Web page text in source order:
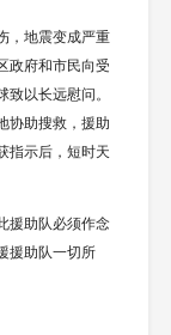
，地震变成严重
政府和市民向受
以长远慰问。
协助搜救，援助
指示后，短时天
援助队必须作念
援助队一切所